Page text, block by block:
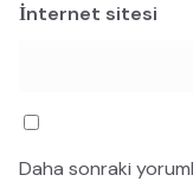
İnternet sitesi
Daha sonraki